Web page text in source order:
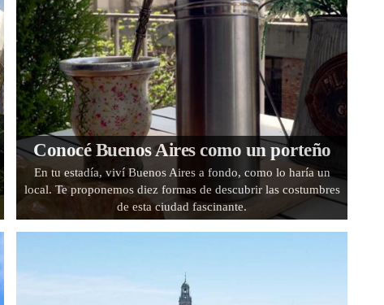
Conocé Buenos Aires como un porteño
En tu estadía, viví Buenos Aires a fondo, como lo haría un
local. Te proponemos diez formas de descubrir las costumbres
de esta ciudad fascinante.